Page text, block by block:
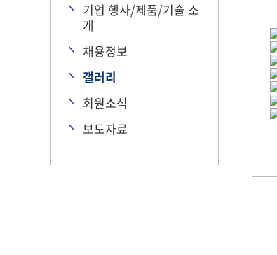
기업 행사/제품/기술 소
개
채용정보
갤러리
회원소식
보도자료